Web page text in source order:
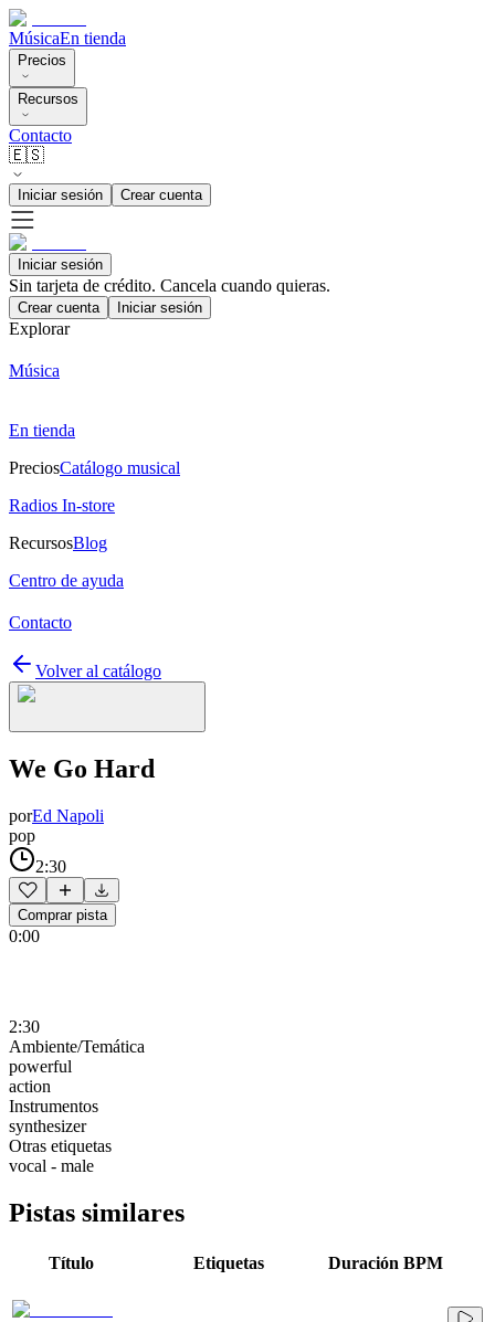
MúsicaEn tienda
Precios
Recursos
Contacto
🇪🇸
Iniciar sesión Crear cuenta
Iniciar sesión
Sin tarjeta de crédito. Cancela cuando quieras.
Crear cuenta Iniciar sesión
Explorar
Música
En tienda
PreciosCatálogo musical
Radios In-store
RecursosBlog
Centro de ayuda
Contacto
Volver al catálogo
We Go Hard
porEd Napoli
pop
2:30
Comprar pista
0:00
2:30
Ambiente/Temática
powerful
action
Instrumentos
synthesizer
Otras etiquetas
vocal - male
Pistas similares
Título Etiquetas Duración BPM